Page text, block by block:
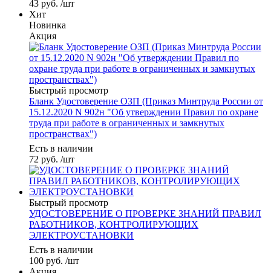
43 руб. /шт
Хит
Новинка
Акция
Быстрый просмотр
Бланк Удостоверение ОЗП (Приказ Минтруда России от
15.12.2020 N 902н "Об утверждении Правил по охране
труда при работе в ограниченных и замкнутых
пространствах")
Есть в наличии
72 руб. /шт
Быстрый просмотр
УДОСТОВЕРЕНИЕ О ПРОВЕРКЕ ЗНАНИЙ ПРАВИЛ
РАБОТНИКОВ, КОНТРОЛИРУЮЩИХ
ЭЛЕКТРОУСТАНОВКИ
Есть в наличии
100 руб. /шт